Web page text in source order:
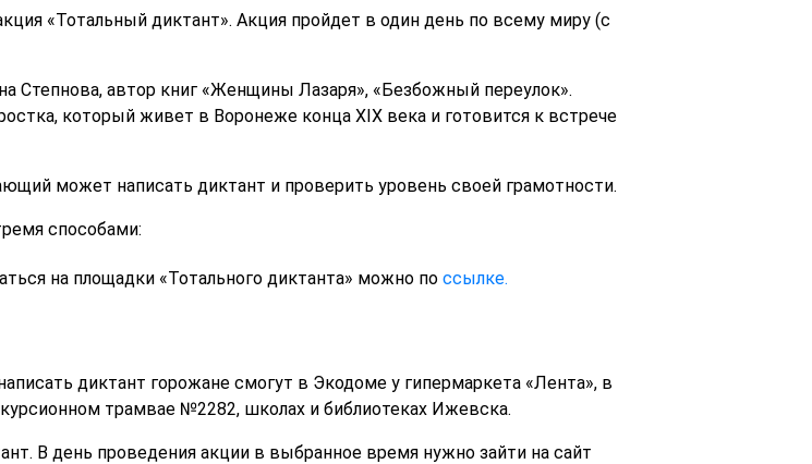
«Тотальный диктант». Акция пройдет в один день по всему миру (с
Степнова, автор книг «Женщины Лазаря», «Безбожный переулок».
который живет в Воронеже конца XIX века и готовится к встрече
может написать диктант и проверить уровень своей грамотности.
способами:
на площадки «Тотального диктанта» можно по ссылке.
диктант горожане смогут в Экодоме у гипермаркета «Лента», в
трамвае №2282, школах и библиотеках Ижевска.
В день проведения акции в выбранное время нужно зайти на сайт